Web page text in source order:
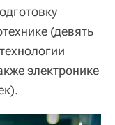
(девять
электронике